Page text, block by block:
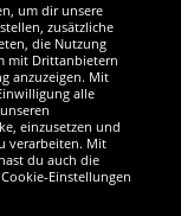
um dir unsere
zusätzliche
die Nutzung
mit Drittanbietern
anzuzeigen. Mit
alle
einzusetzen und
verarbeiten. Mit
du auch die
Einstellungen